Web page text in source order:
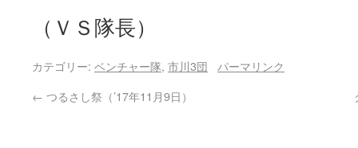
（ＶＳ隊長）
カテゴリー: ベンチャー隊, 市川3団
パーマリンク
← つるさし祭（’17年11月9日）